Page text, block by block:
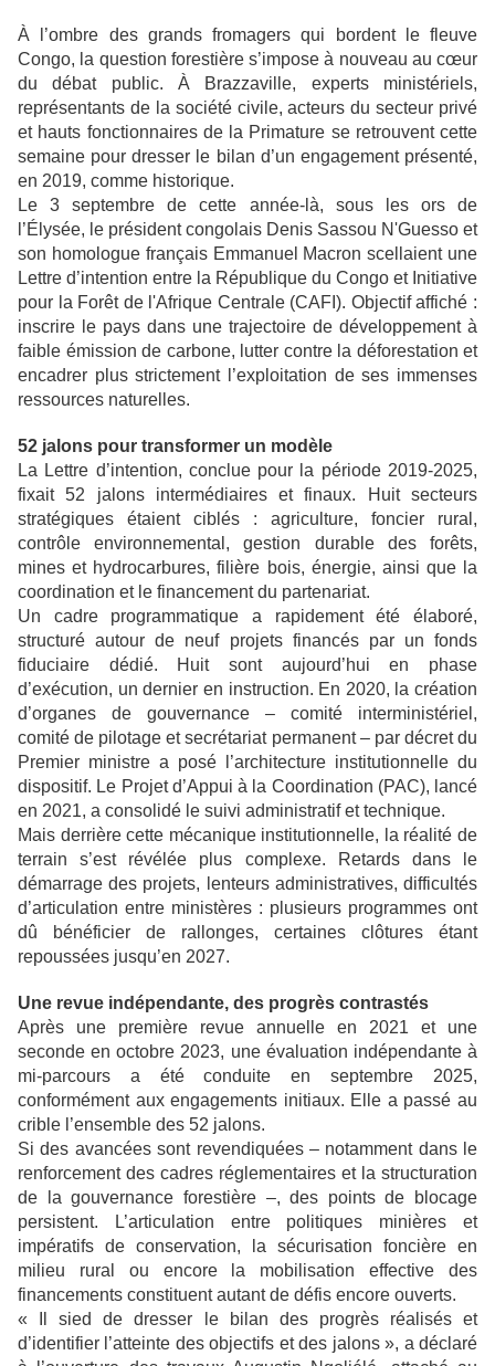
À l’ombre des grands fromagers qui bordent le fleuve
Congo, la question forestière s’impose à nouveau au cœur
du débat public. À Brazzaville, experts ministériels,
représentants de la société civile, acteurs du secteur privé
et hauts fonctionnaires de la Primature se retrouvent cette
semaine pour dresser le bilan d’un engagement présenté,
en 2019, comme historique.
Le 3 septembre de cette année-là, sous les ors de
l’Élysée, le président congolais Denis Sassou N'Guesso et
son homologue français Emmanuel Macron scellaient une
Lettre d’intention entre la République du Congo et Initiative
pour la Forêt de l'Afrique Centrale (CAFI). Objectif affiché :
inscrire le pays dans une trajectoire de développement à
faible émission de carbone, lutter contre la déforestation et
encadrer plus strictement l’exploitation de ses immenses
ressources naturelles.
52 jalons pour transformer un modèle
La Lettre d’intention, conclue pour la période 2019-2025,
fixait 52 jalons intermédiaires et finaux. Huit secteurs
stratégiques étaient ciblés : agriculture, foncier rural,
contrôle environnemental, gestion durable des forêts,
mines et hydrocarbures, filière bois, énergie, ainsi que la
coordination et le financement du partenariat.
Un cadre programmatique a rapidement été élaboré,
structuré autour de neuf projets financés par un fonds
fiduciaire dédié. Huit sont aujourd’hui en phase
d’exécution, un dernier en instruction. En 2020, la création
d’organes de gouvernance – comité interministériel,
comité de pilotage et secrétariat permanent – par décret du
Premier ministre a posé l’architecture institutionnelle du
dispositif. Le Projet d’Appui à la Coordination (PAC), lancé
en 2021, a consolidé le suivi administratif et technique.
Mais derrière cette mécanique institutionnelle, la réalité de
terrain s’est révélée plus complexe. Retards dans le
démarrage des projets, lenteurs administratives, difficultés
d’articulation entre ministères : plusieurs programmes ont
dû bénéficier de rallonges, certaines clôtures étant
repoussées jusqu’en 2027.
Une revue indépendante, des progrès contrastés
Après une première revue annuelle en 2021 et une
seconde en octobre 2023, une évaluation indépendante à
mi-parcours a été conduite en septembre 2025,
conformément aux engagements initiaux. Elle a passé au
crible l’ensemble des 52 jalons.
Si des avancées sont revendiquées – notamment dans le
renforcement des cadres réglementaires et la structuration
de la gouvernance forestière –, des points de blocage
persistent. L’articulation entre politiques minières et
impératifs de conservation, la sécurisation foncière en
milieu rural ou encore la mobilisation effective des
financements constituent autant de défis encore ouverts.
« Il sied de dresser le bilan des progrès réalisés et
d’identifier l’atteinte des objectifs et des jalons », a déclaré